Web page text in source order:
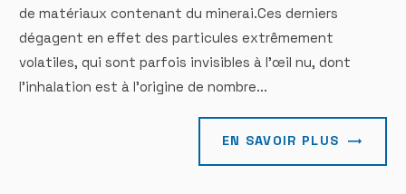
de matériaux contenant du minerai.Ces derniers
dégagent en effet des particules extrêmement
volatiles, qui sont parfois invisibles à l’œil nu, dont
l'inhalation est à l'origine de nombre...
EN SAVOIR PLUS